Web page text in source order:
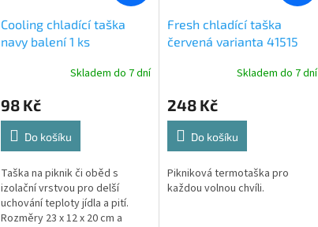
Cooling chladící taška
navy balení 1 ks
Skladem do 7 dní
98 Kč
Do košíku
Taška na piknik či oběd s
izolační vrstvou pro delší
uchování teploty jídla a pití.
Rozměry 23 x 12 x 20 cm a
Fresh chladící taška
červená varianta 41515
Skladem do 7 dní
248 Kč
Do košíku
Pikniková termotaška pro
každou volnou chvíli.